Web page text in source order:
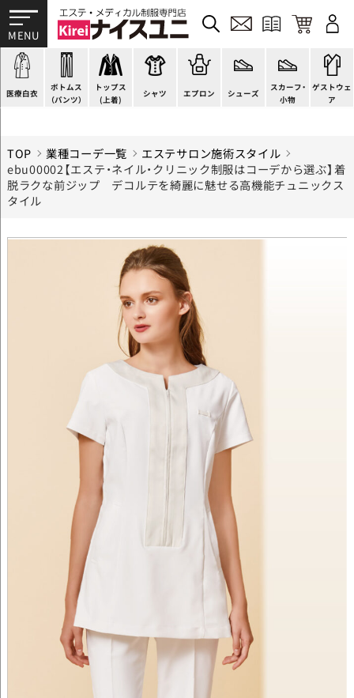
医療白衣
ドクタージャケット
医療用ジャケット
ケーシージャケット
ボトムス
（パンツ）
スクラブパンツ
スカート
キュロット
トップス
(上着)
ワンピース
スーツジャケット
カーディガン
シャツ
ブラウス
ポロシャツ
Tシャツ
エプロン
腰下エプロン
ラップエプロン
エプロンドレス
シューズ
サンダル
ナースシューズ
パンプス
スカーフ・
小物
すべて
スカーフ・リボン
バッグ
ゲストウェ
ア
施術衣
マタニティユニフォーム
衛生アイテム
TOP 業種コーデ一覧
エステサロン施術スタイル
ebu00002【エステ・ネイル・クリニック制服はコーデから選ぶ】着
脱ラクな前ジップ デコルテを綺麗に魅せる高機能チュニックス
タイル